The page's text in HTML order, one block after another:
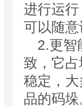
进行运
可以随
2.更智
致，它
稳定，
品的码